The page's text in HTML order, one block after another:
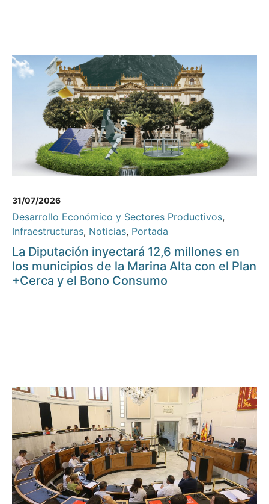
31/07/2026
Desarrollo Económico y Sectores Productivos,
Infraestructuras, Noticias, Portada
La Diputación inyectará 12,6 millones en
los municipios de la Marina Alta con el Plan
+Cerca y el Bono Consumo